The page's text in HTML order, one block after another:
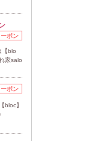
ポン
【blo
家salo
ポン
bloc】